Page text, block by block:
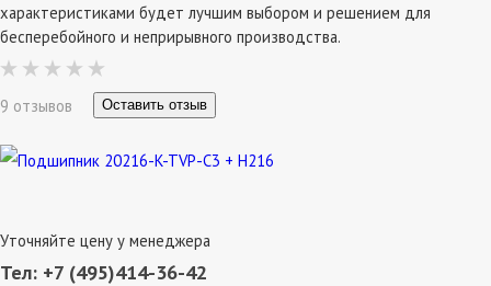
характеристиками будет лучшим выбором и решением для
бесперебойного и неприрывного производства.
9 отзывов Оставить отзыв
Уточняйте цену у менеджера
Тел: +7 (495)414-36-42